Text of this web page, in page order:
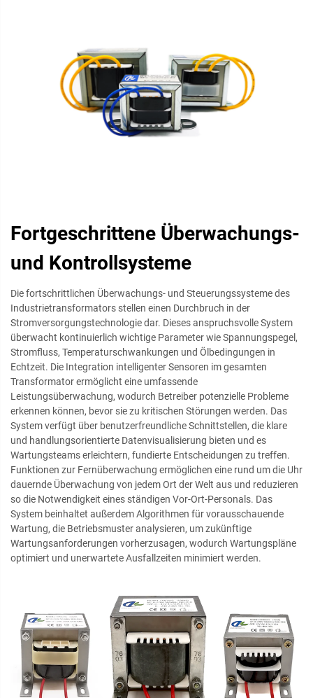
Fortgeschrittene Überwachungs-
und Kontrollsysteme
Die fortschrittlichen Überwachungs- und Steuerungssysteme des
Industrietransformators stellen einen Durchbruch in der
Stromversorgungstechnologie dar. Dieses anspruchsvolle System
überwacht kontinuierlich wichtige Parameter wie Spannungspegel,
Stromfluss, Temperaturschwankungen und Ölbedingungen in
Echtzeit. Die Integration intelligenter Sensoren im gesamten
Transformator ermöglicht eine umfassende
Leistungsüberwachung, wodurch Betreiber potenzielle Probleme
erkennen können, bevor sie zu kritischen Störungen werden. Das
System verfügt über benutzerfreundliche Schnittstellen, die klare
und handlungsorientierte Datenvisualisierung bieten und es
Wartungsteams erleichtern, fundierte Entscheidungen zu treffen.
Funktionen zur Fernüberwachung ermöglichen eine rund um die Uhr
dauernde Überwachung von jedem Ort der Welt aus und reduzieren
so die Notwendigkeit eines ständigen Vor-Ort-Personals. Das
System beinhaltet außerdem Algorithmen für vorausschauende
Wartung, die Betriebsmuster analysieren, um zukünftige
Wartungsanforderungen vorherzusagen, wodurch Wartungspläne
optimiert und unerwartete Ausfallzeiten minimiert werden.